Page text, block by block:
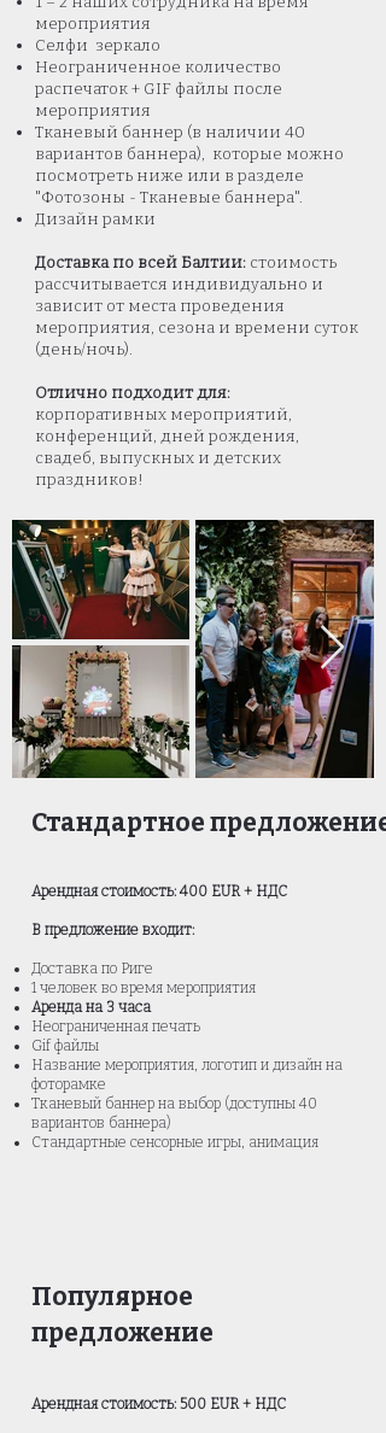
мероприятия
Селфи зеркало
Неограниченное количество
распечаток + GIF файлы после
мероприятия
Тканевый баннер (в наличии 40
вариантов баннера), которые можно
посмотреть ниже или в разделе
"Фотозоны - Тканевые баннера".
Дизайн рамки
Доставка по всей Балтии: стоимость
рассчитывается индивидуально и
зависит от места проведения
мероприятия, сезона и времени суток
(день/ночь).
Отлично подходит для:
корпоративных мероприятий,
конференций, дней рождения,
свадеб, выпускных и детских
праздников!
Стандартное предложение
Арендная стоимость: 400 EUR + НДС
В предложение входит:
Доставка по Риге
1 человек во время мероприятия
Аренда на 3 часа
Неограниченная печать
Gif файлы
Название мероприятия, логотип и дизайн на
фоторамке
Тканевый баннер на выбор (доступны 40
вариантов баннера)
Стандартные сенсорные игры, анимация
Популярное
предложение
Арендная стоимость: 500 EUR + НДС